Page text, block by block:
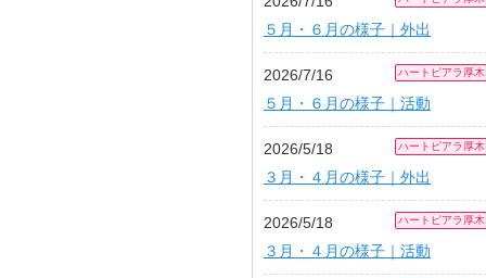
５月・６月の様子｜外出
2026/7/16 ハートピアラ厚木
５月・６月の様子｜活動
2026/5/18 ハートピアラ厚木
３月・４月の様子｜外出
2026/5/18 ハートピアラ厚木
３月・４月の様子｜活動